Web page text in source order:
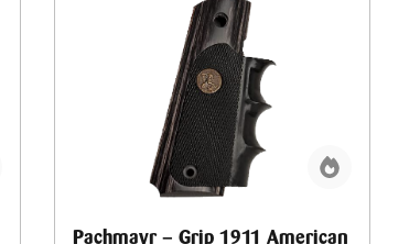
Pachmayr – Grip 1911 American